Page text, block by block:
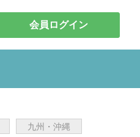
会員ログイン
九州・沖縄